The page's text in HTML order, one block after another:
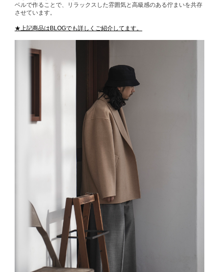
ベルで作ることで、リラックスした雰囲気と高級感のある佇まいを共存
させています。
★上記商品はBLOGでも詳しくご紹介してます。